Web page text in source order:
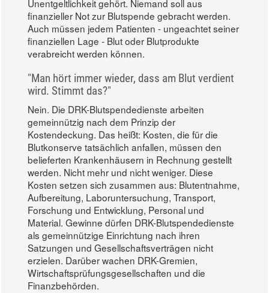
Unentgeltlichkeit gehört. Niemand soll aus
finanzieller Not zur Blutspende gebracht werden.
Auch müssen jedem Patienten - ungeachtet seiner
finanziellen Lage - Blut oder Blutprodukte
verabreicht werden können.
"Man hört immer wieder, dass am Blut verdient
wird. Stimmt das?"
Nein. Die DRK-Blutspendedienste arbeiten
gemeinnützig nach dem Prinzip der
Kostendeckung. Das heißt: Kosten, die für die
Blutkonserve tatsächlich anfallen, müssen den
belieferten Krankenhäusern in Rechnung gestellt
werden. Nicht mehr und nicht weniger. Diese
Kosten setzen sich zusammen aus: Blutentnahme,
Aufbereitung, Laboruntersuchung, Transport,
Forschung und Entwicklung, Personal und
Material. Gewinne dürfen DRK-Blutspendedienste
als gemeinnützige Einrichtung nach ihren
Satzungen und Gesellschaftsverträgen nicht
erzielen. Darüber wachen DRK-Gremien,
Wirtschaftsprüfungsgesellschaften und die
Finanzbehörden.